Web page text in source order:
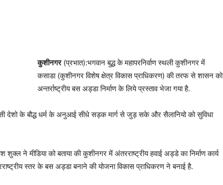
कुशीनगर(प्रभात):भगवान बुद्ध के महापरनिर्वाण स्थली कुशीनगर में
कसाडा (कुशीनगर विशेष क्षेत्र विकास प्राधिकरण) की तरफ से शासन को
अन्तर्राष्ट्रीय बस अड्डा निर्माण के लिये प्रस्ताव भेजा गया है.
देशो के बौद्ध धर्म के अनुआई सीधे सड़क मार्ग से जुड़ सके और सैलानियो को सुविधा
ने मीडिया को बताया की कुशीनगर में अंतरराष्ट्रीय हवाई अड्डे का निर्माण कार्य
स्तर के बस अड्डा बनाने की योजना विकास प्राधिकरण ने बनाई है.